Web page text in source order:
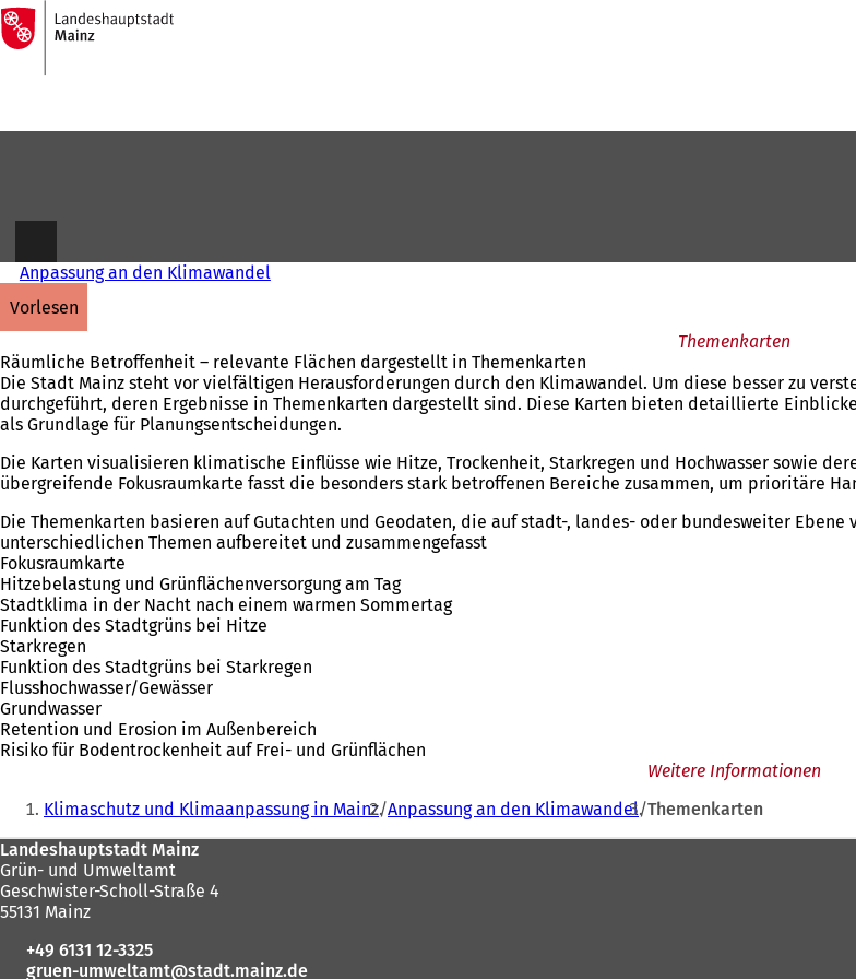
Inhalt anspringen
Zur
Startseite
Anpassung an den Klimawandel
vorlesen
Themenkarten
Räumliche Betroffenheit – relevante Flächen dargestellt in Themenkarten
Die Stadt Mainz steht vor vielfältigen Herausforderungen durch den Klimawandel. Um diese besser zu
durchgeführt, deren Ergebnisse in Themenkarten dargestellt sind. Diese Karten bieten detaillierte
als Grundlage für Planungsentscheidungen.
Die Karten visualisieren klimatische Einflüsse wie Hitze, Trockenheit, Starkregen und Hochwasser sowie
übergreifende Fokusraumkarte fasst die besonders stark betroffenen Bereiche zusammen, um prioritäre
Die Themenkarten basieren auf Gutachten und Geodaten, die auf stadt-, landes- oder bundesweiter
unterschiedlichen Themen aufbereitet und zusammengefasst
Fokusraumkarte
Hitzebelastung und Grünflächenversorgung am Tag
Stadtklima in der Nacht nach einem warmen Sommertag
Funktion des Stadtgrüns bei Hitze
Starkregen
Funktion des Stadtgrüns bei Starkregen
Flusshochwasser/Gewässer
Grundwasser
Retention und Erosion im Außenbereich
Risiko für Bodentrockenheit auf Frei- und Grünflächen
Weitere Informationen
Sie
befinden
sich
hier:
Klimaschutz und Klimaanpassung in Mainz Anpassung an den Klimawandel Themenkarten
Fußbereich
Landeshauptstadt Mainz
Grün- und Umweltamt
Geschwister-Scholl-Straße 4
55131 Mainz
+49 6131 12-3325
gruen-umweltamt
stadt.mainz de